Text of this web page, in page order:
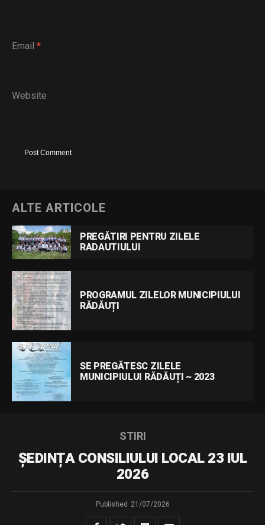
Email *
Website
ALTE ARTICOLE
PREGĂTIRI PENTRU ZILELE
RADAUTIULUI
PROGRAMUL ZILELOR MUNICIPIULUI
RĂDĂUȚI
SE PREGĂTESC ZILELE
MUNICIPIULUI RĂDĂUȚI ~ 2023
STIRI
ȘEDINȚA CONSILIULUI LOCAL 23 IUL
2026
Published 21/07/2026